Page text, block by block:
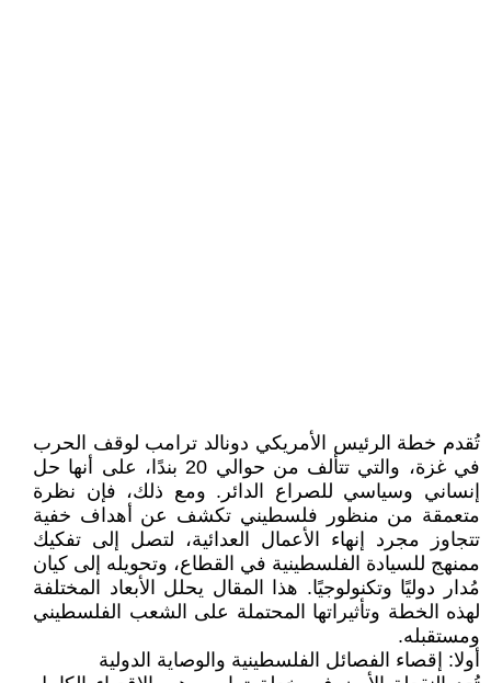
تُقدم خطة الرئيس الأمريكي دونالد ترامب لوقف الحرب
في غزة، والتي تتألف من حوالي 20 بندًا، على أنها حل
إنساني وسياسي للصراع الدائر. ومع ذلك، فإن نظرة
متعمقة من منظور فلسطيني تكشف عن أهداف خفية
تتجاوز مجرد إنهاء الأعمال العدائية، لتصل إلى تفكيك
ممنهج للسيادة الفلسطينية في القطاع، وتحويله إلى كيان
مُدار دوليًا وتكنولوجيًا. هذا المقال يحلل الأبعاد المختلفة
لهذه الخطة وتأثيراتها المحتملة على الشعب الفلسطيني
ومستقبله.
أولا: إقصاء الفصائل الفلسطينية والوصاية الدولية